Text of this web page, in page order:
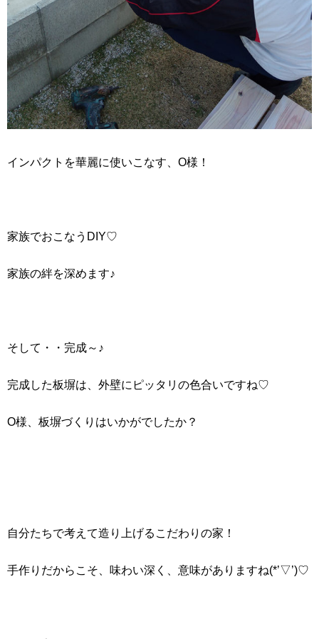
インパクトを華麗に使いこなす、O様！
家族でおこなうDIY♡
家族の絆を深めます♪
そして・・完成～♪
完成した板塀は、外壁にピッタリの色合いですね♡
O様、板塀づくりはいかがでしたか？
自分たちで考えて造り上げるこだわりの家！
手作りだからこそ、味わい深く、意味がありますね(*’▽’)♡